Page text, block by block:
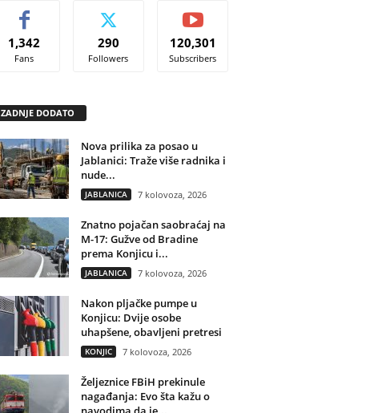
1,342
Fans
290
Followers
120,301
Subscribers
ZADNJE DODATO
Nova prilika za posao u
Jablanici: Traže više radnika i
nude...
JABLANICA 7 kolovoza, 2026
Znatno pojačan saobraćaj na
M-17: Gužve od Bradine
prema Konjicu i...
JABLANICA 7 kolovoza, 2026
Nakon pljačke pumpe u
Konjicu: Dvije osobe
uhapšene, obavljeni pretresi
KONJIC 7 kolovoza, 2026
Željeznice FBiH prekinule
nagađanja: Evo šta kažu o